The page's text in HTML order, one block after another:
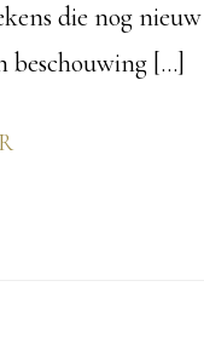
die nog
beschouwing […]